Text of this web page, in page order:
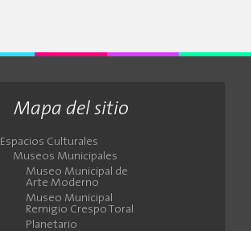
Mapa del sitio
Espacios Culturales
Museos Municipales
Museo Municipal de
Arte Moderno
Museo Municipal
Remigio Crespo Toral
Planetario